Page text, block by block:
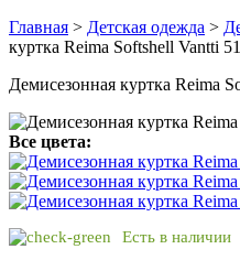
Главная > Детская одежда >
куртка Reima Softshell Vantti
Демисезонная куртка Reima
Все цвета:
Есть в наличии